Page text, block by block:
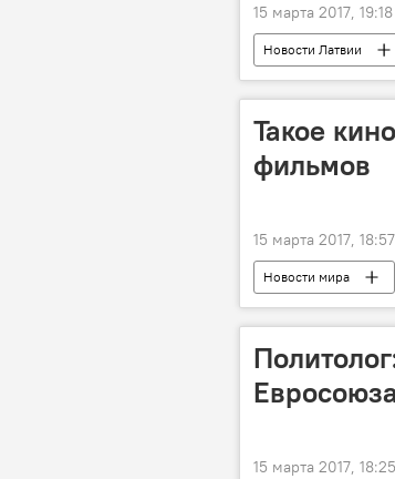
15 марта 2017, 19:18
Новости Латвии
Центр госязыка
Такое
фильмов
15 марта 2017, 18:57
Новости мира
киностудии
Евросоюза
15 марта 2017, 18:25